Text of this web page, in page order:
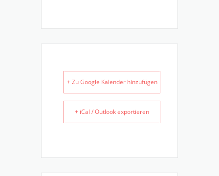
+ Zu Google Kalender hinzufügen
+ iCal / Outlook exportieren